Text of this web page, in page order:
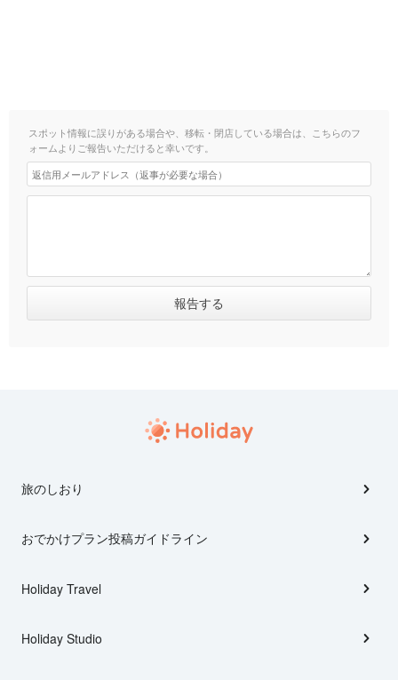
スポット情報に誤りがある場合や、移転・閉店している場合は、こちらのフ
ォームよりご報告いただけると幸いです。
旅のしおり
おでかけプラン投稿ガイドライン
Holiday Travel
Holiday Studio